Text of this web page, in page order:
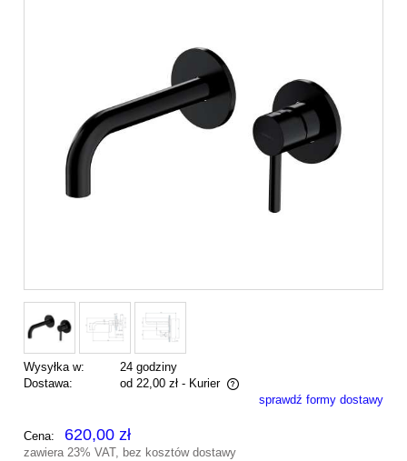
Wysyłka w:
24 godziny
Dostawa:
od 22,00 zł - Kurier
Cena nie zawiera ewentualnych kosztów płatnościsprawdź formy dostawy
Cena: 620,00 zł
zawiera 23% VAT, bez kosztów dostawy